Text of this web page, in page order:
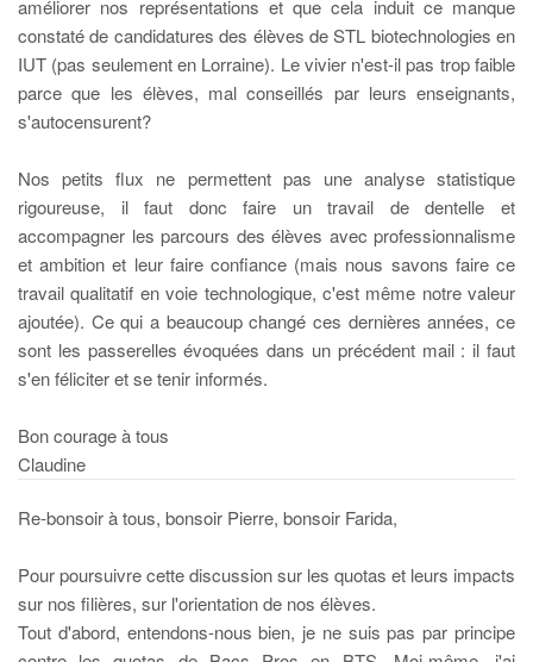
améliorer nos représentations et que cela induit ce manque
constaté de candidatures des élèves de STL biotechnologies en
IUT (pas seulement en Lorraine). Le vivier n'est-il pas trop faible
parce que les élèves, mal conseillés par leurs enseignants,
s'autocensurent?
Nos petits flux ne permettent pas une analyse statistique
rigoureuse, il faut donc faire un travail de dentelle et
accompagner les parcours des élèves avec professionnalisme
et ambition et leur faire confiance (mais nous savons faire ce
travail qualitatif en voie technologique, c'est même notre valeur
ajoutée). Ce qui a beaucoup changé ces dernières années, ce
sont les passerelles évoquées dans un précédent mail : il faut
s'en féliciter et se tenir informés.
Bon courage à tous
Claudine
Re-bonsoir à tous, bonsoir Pierre, bonsoir Farida,
Pour poursuivre cette discussion sur les quotas et leurs impacts
sur nos filières, sur l'orientation de nos élèves.
Tout d'abord, entendons-nous bien, je ne suis pas par principe